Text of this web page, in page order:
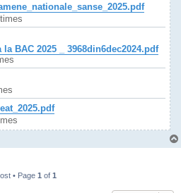
BAC 2025 _ 3968din6dec2024.pdf
• Page 1 of 1